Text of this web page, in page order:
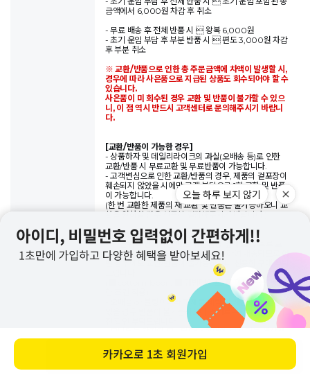
바로 구매하기
금액에서 6,000원 차감 후 취소
- 무료 배송 후 전체 반품 시  왕복 6,000원
- 초기 운임 부담 후 부분 반품 시  편도 3,000원 차감
후 부분 취소
※ 교환/반품으로 인한 총 주문금액에 차액이 발생할 시,
경우에 따라 사은품으로 지급된 상품도 회수되어야 할 수
있습니다.
사은품이 미 회수된 경우 교환 및 반품이 불가할 수 있으
니, 이 점 역시 반드시 고객센터로 문의해주시기 바랍니
다.
[교환/반품이 가능한 경우]
- 상품하자 및 데일리라이크의 과실(오배송 등)로 인한
교환/반품 시 무료교환 및 무료반품이 가능합니다.
- 고객변심으로 인한 교환/반품의 경우, 제품의 겉포장이
훼손되지 않았을 시에만 고객 부담으로 1회 교환 및 반품
이 가능합니다.
(한 번 교환한 제품의 재 교환 및 반품은 불가능하오니 교
환을 원하실 경우 신중히 결정해주시기 바랍니다.)
[교환/반품이 되지 않는 경우]
- 마 단위로 판매되는 패브릭(상품명 앞에 ■ 부호로 표
기)은 주문해주시는 단위에 맞춰 재단하여 배송되므로 어
떤 경우에도 교환/반품이 불가능하오니 신중한 구매 부탁
(■ cotton ribbon, ■ 웨빙테이프, ■ 웨빙끈 등, 동일
- 오배송 or 불량이더라도 제품 세탁 및 재단 등의 변형이
있을 경우 반품이 불가능하오니 번거로우시더라도 제작
- 모니터는 각각의 모니터마다 화면에 보여 지는 색상과
이미지에 차이가 있을 수 있으므로 이와 관련된 이유로
교환/반품은 불가능합니다.
- 데일리라이크의 제품은 기본적으로 패턴을 활용하여
만들어집니다.
오늘 하루 보지 않기
카카오로 1초 회원가입